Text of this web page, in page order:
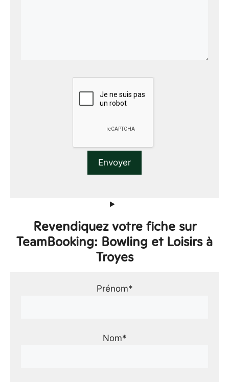
Revendiquez votre fiche sur
TeamBooking: Bowling et Loisirs à
Troyes
Prénom*
Nom*